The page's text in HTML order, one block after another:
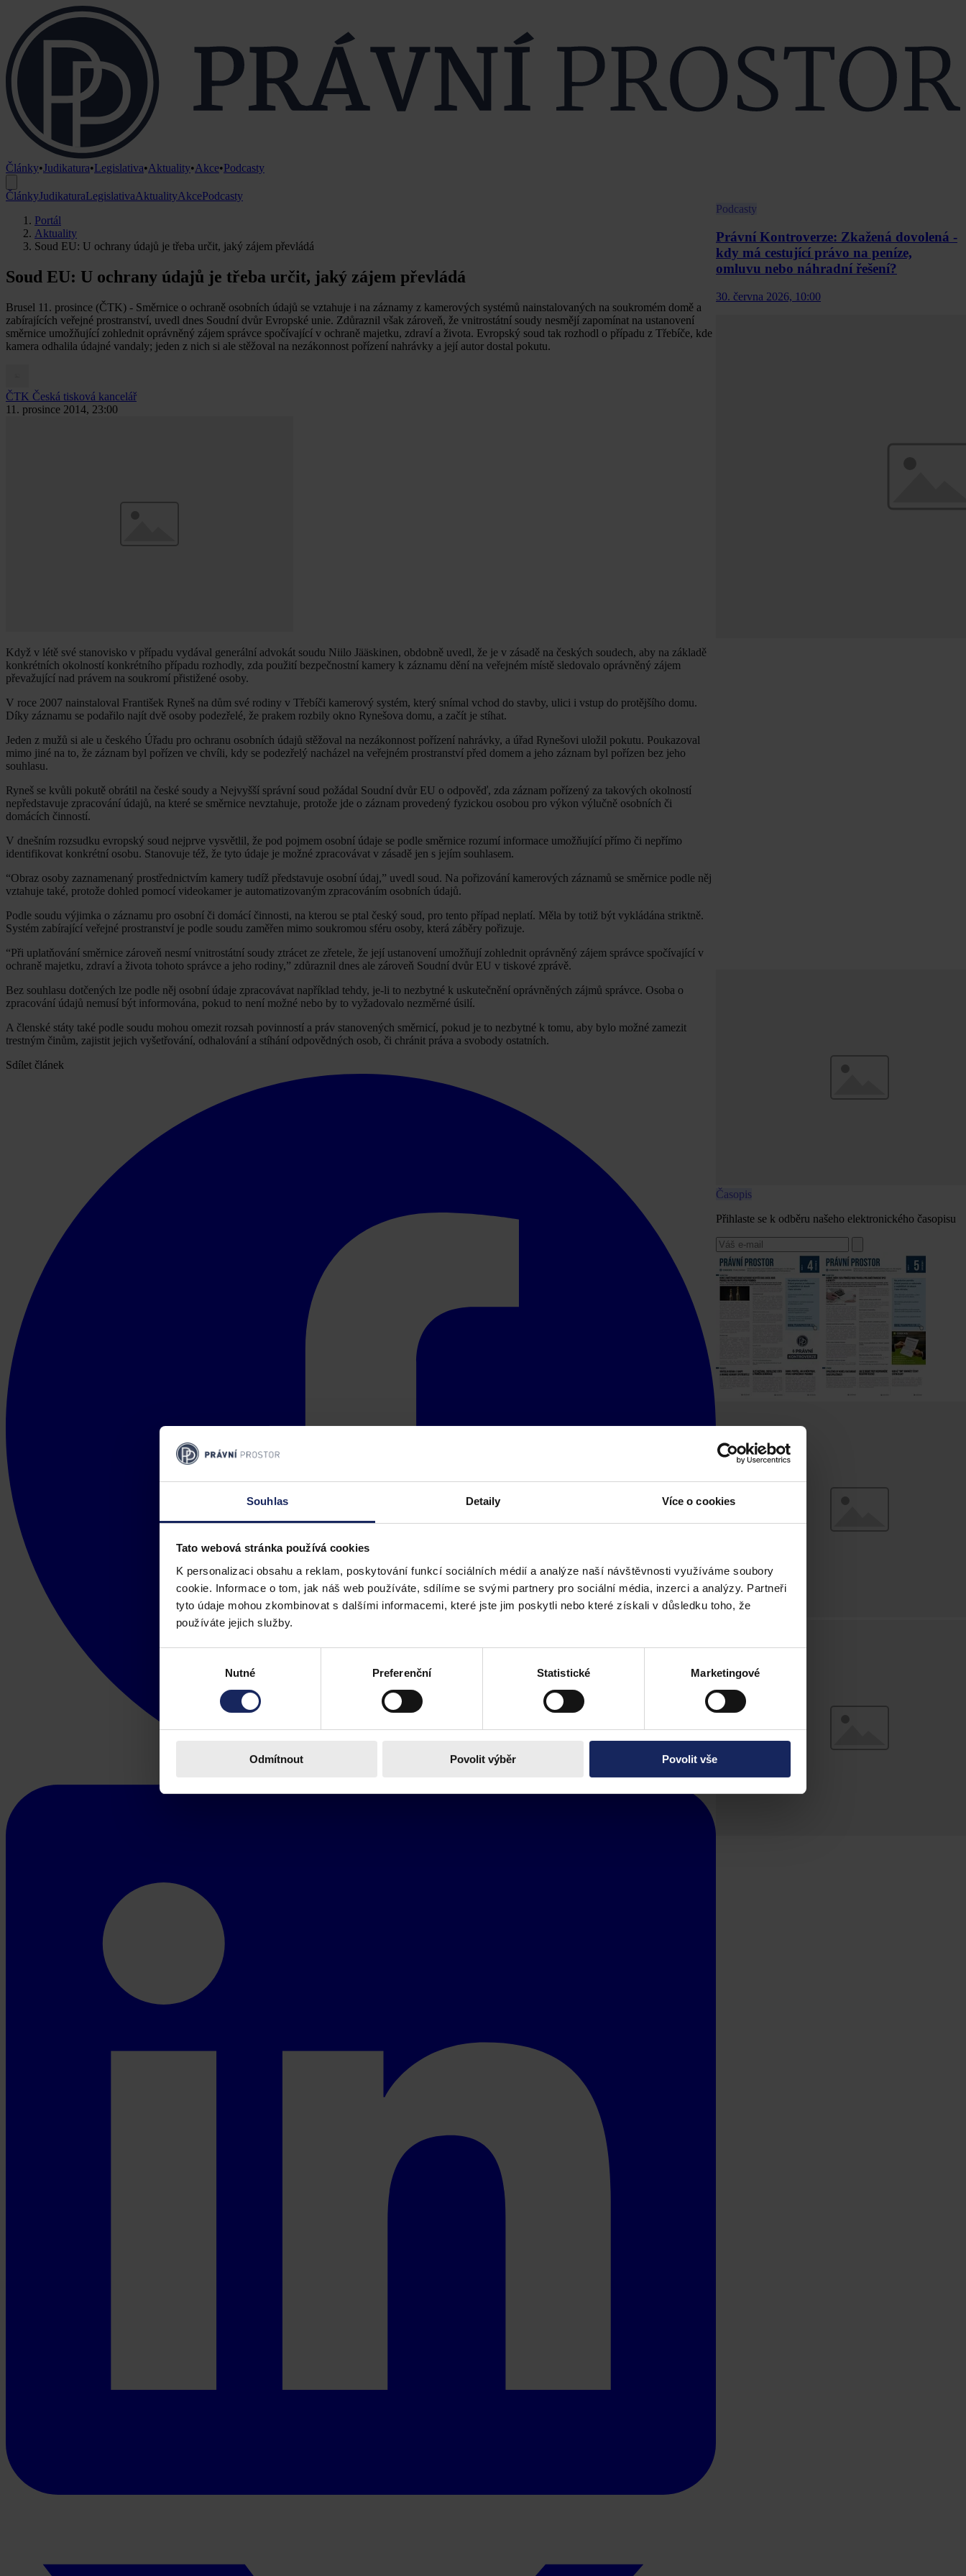
Souhlas Detaily Více o cookies
Tato webová stránka používá cookies
K personalizaci obsahu a reklam, poskytování funkcí sociálních médií a analýze naší návštěvnosti využíváme soubory
cookie. Informace o tom, jak náš web používáte, sdílíme se svými partnery pro sociální média, inzerci a analýzy. Partneři
tyto údaje mohou zkombinovat s dalšími informacemi, které jste jim poskytli nebo které získali v důsledku toho, že
používáte jejich služby.
Nutné Preferenční Statistické Marketingové
Odmítnout Povolit výběr Povolit vše
Články•Judikatura•Legislativa•Aktuality•Akce•Podcasty
ČlánkyJudikaturaLegislativaAktualityAkcePodcasty
Portál
Aktuality
Soud EU: U ochrany údajů je třeba určit, jaký zájem převládá
Soud EU: U ochrany údajů je třeba určit, jaký zájem převládá
Brusel 11. prosince (ČTK) - Směrnice o ochraně osobních údajů se vztahuje i na záznamy z kamerových systémů nainstalovaných na soukromém domě a
zabírajících veřejné prostranství, uvedl dnes Soudní dvůr Evropské unie. Zdůraznil však zároveň, že vnitrostátní soudy nesmějí zapomínat na ustanovení
směrnice umožňující zohlednit oprávněný zájem správce spočívající v ochraně majetku, zdraví a života. Evropský soud tak rozhodl o případu z Třebíče, kde
kamera odhalila údajné vandaly; jeden z nich si ale stěžoval na nezákonnost pořízení nahrávky a její autor dostal pokutu.
ČTK Česká tisková kancelář
11. prosince 2014, 23:00
Když v létě své stanovisko v případu vydával generální advokát soudu Niilo Jääskinen, obdobně uvedl, že je v zásadě na českých soudech, aby na základě
konkrétních okolností konkrétního případu rozhodly, zda použití bezpečnostní kamery k záznamu dění na veřejném místě sledovalo oprávněný zájem
převažující nad právem na soukromí přistižené osoby.
V roce 2007 nainstaloval František Ryneš na dům své rodiny v Třebíči kamerový systém, který snímal vchod do stavby, ulici i vstup do protějšího domu.
Díky záznamu se podařilo najít dvě osoby podezřelé, že prakem rozbily okno Rynešova domu, a začít je stíhat.
Jeden z mužů si ale u českého Úřadu pro ochranu osobních údajů stěžoval na nezákonnost pořízení nahrávky, a úřad Rynešovi uložil pokutu. Poukazoval
mimo jiné na to, že záznam byl pořízen ve chvíli, kdy se podezřelý nacházel na veřejném prostranství před domem a jeho záznam byl pořízen bez jeho
souhlasu.
Ryneš se kvůli pokutě obrátil na české soudy a Nejvyšší správní soud požádal Soudní dvůr EU o odpověď, zda záznam pořízený za takových okolností
nepředstavuje zpracování údajů, na které se směrnice nevztahuje, protože jde o záznam provedený fyzickou osobou pro výkon výlučně osobních či
domácích činností.
V dnešním rozsudku evropský soud nejprve vysvětlil, že pod pojmem osobní údaje se podle směrnice rozumí informace umožňující přímo či nepřímo
identifikovat konkrétní osobu. Stanovuje též, že tyto údaje je možné zpracovávat v zásadě jen s jejím souhlasem.
“Obraz osoby zaznamenaný prostřednictvím kamery tudíž představuje osobní údaj,” uvedl soud. Na pořizování kamerových záznamů se směrnice podle něj
vztahuje také, protože dohled pomocí videokamer je automatizovaným zpracováním osobních údajů.
Podle soudu výjimka o záznamu pro osobní či domácí činnosti, na kterou se ptal český soud, pro tento případ neplatí. Měla by totiž být vykládána striktně.
Systém zabírající veřejné prostranství je podle soudu zaměřen mimo soukromou sféru osoby, která záběry pořizuje.
“Při uplatňování směrnice zároveň nesmí vnitrostátní soudy ztrácet ze zřetele, že její ustanovení umožňují zohlednit oprávněný zájem správce spočívající v
ochraně majetku, zdraví a života tohoto správce a jeho rodiny,” zdůraznil dnes ale zároveň Soudní dvůr EU v tiskové zprávě.
Bez souhlasu dotčených lze podle něj osobní údaje zpracovávat například tehdy, je-li to nezbytné k uskutečnění oprávněných zájmů správce. Osoba o
zpracování údajů nemusí být informována, pokud to není možné nebo by to vyžadovalo nezměrné úsilí.
A členské státy také podle soudu mohou omezit rozsah povinností a práv stanovených směrnicí, pokud je to nezbytné k tomu, aby bylo možné zamezit
trestným činům, zajistit jejich vyšetřování, odhalování a stíhání odpovědných osob, či chránit práva a svobody ostatních.
Sdílet článek
Podcasty
Právní Kontroverze: Zkažená dovolená -
kdy má cestující právo na peníze,
omluvu nebo náhradní řešení?
30. června 2026, 10:00
Časopis
Přihlaste se k odběru našeho elektronického časopisu